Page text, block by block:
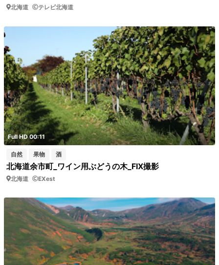
北海道 テレビ北海道
Full HD 00:11
自然 果物 酒
北海道余市町_ワイン用ぶどうの木_FIX撮影
北海道 EXest